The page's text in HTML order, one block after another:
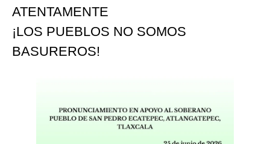
ATENTAMENTE
¡LOS PUEBLOS NO SOMOS
BASUREROS!